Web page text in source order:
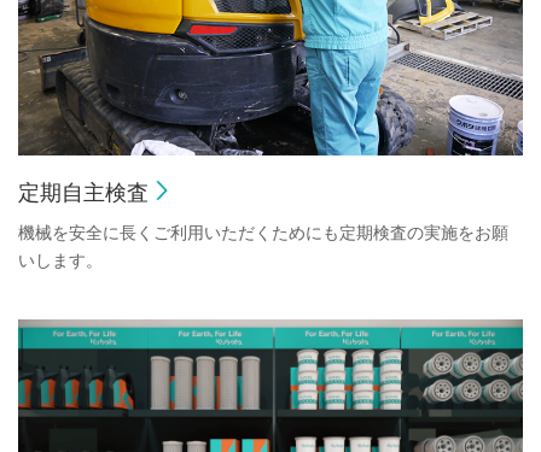
定期自主検査
機械を安全に長くご利用いただくためにも定期検査の実施をお願
いします。